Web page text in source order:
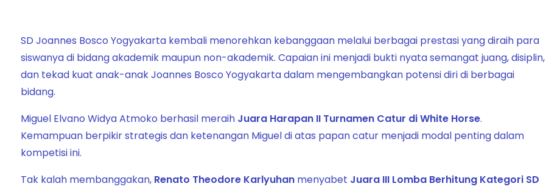
SD Joannes Bosco Yogyakarta kembali menorehkan kebanggaan melalui berbagai prestasi yang diraih para
siswanya di bidang akademik maupun non-akademik. Capaian ini menjadi bukti nyata semangat juang, disiplin,
dan tekad kuat anak-anak Joannes Bosco Yogyakarta dalam mengembangkan potensi diri di berbagai
bidang.
Miguel Elvano Widya Atmoko berhasil meraih Juara Harapan II Turnamen Catur di White Horse.
Kemampuan berpikir strategis dan ketenangan Miguel di atas papan catur menjadi modal penting dalam
kompetisi ini.
Tak kalah membanggakan, Renato Theodore Karlyuhanmenyabet Juara III Lomba Berhitung Kategori SD